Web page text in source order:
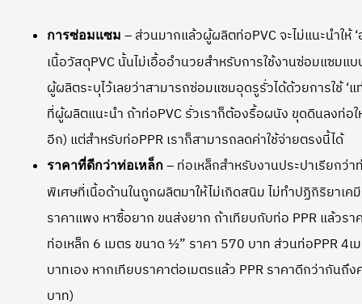
การซ่อมแซม – ส่วนมากแล้วผู้ผลิตท่อPVC จะไม่แนะนำให้
เนื้อวัสดุPVC นั้นไม่เอื้ออำนวยสำหรับการใช้งานซ่อมแซมแ
ผู้ผลิตระบุไว้เลยว่าสามารถซ่อมแซมอุดรูรั่วได้ด้วยการใช้ ‘
ที่ผู้ผลิตแนะนำ ถ้าท่อPVC รั่วเราก็ต้องรื้อผนัง ขุดดินลงท่อ
อีก) แต่สำหรับท่อPPR เราก็สามารถลดค่าใช้จ่ายตรงนี้ได้
ราคาที่ดีกว่าท่อเหล็ก – ท่อเหล็กสำหรับงานประปาเรียกว่า
พิเศษที่เนื้อด้านในถูกผลิตมาให้ไม่เกิดสนิม ไม่ทำปฏิกิริยาเ
ราคาแพง หาซื้อยาก ขนส่งยาก ถ้าเทียบกับท่อ PPR แล้วรา
ท่อเหล็ก 6 เมตร ขนาด ½” ราคา 570 บาท ส่วนท่อPPR 4
บาทเอง หากเทียบราคาต่อเมตรแล้ว PPR ราคาดีกว่ากันถึ
บาท)